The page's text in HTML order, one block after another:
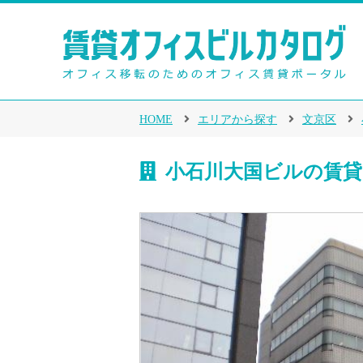
HOME エリアから探す 文京区
小石川大国ビルの賃